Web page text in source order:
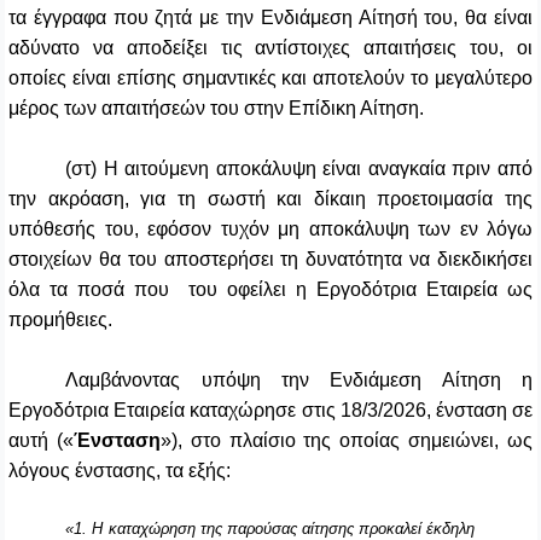
τα έγγραφα που ζητά με την Ενδιάμεση Αίτησή του, θα είναι
αδύνατο να αποδείξει τις αντίστοιχες απαιτήσεις του, οι
οποίες είναι επίσης σημαντικές και αποτελούν το μεγαλύτερο
μέρος των απαιτήσεών του στην Επίδικη Αίτηση.
(στ) Η αιτούμενη αποκάλυψη είναι αναγκαία πριν από
την ακρόαση, για τη σωστή και δίκαιη προετοιμασία της
υπόθεσής του, εφόσον τυχόν μη αποκάλυψη των εν λόγω
στοιχείων θα του αποστερήσει τη δυνατότητα να διεκδικήσει
όλα τα ποσά που του οφείλει η Εργοδότρια Εταιρεία ως
προμήθειες.
Λαμβάνοντας υπόψη την Ενδιάμεση Αίτηση η
Εργοδότρια Εταιρεία καταχώρησε στις 18/3/2026, ένσταση σε
αυτή («Ένσταση»), στο πλαίσιο της οποίας σημειώνει, ως
λόγους ένστασης, τα εξής:
«1. Η καταχώρηση της παρούσας αίτησης προκαλεί έκδηλη